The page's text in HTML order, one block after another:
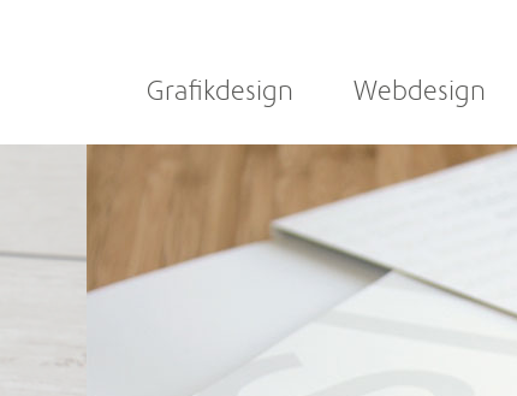
Grafikdesign Webdesign